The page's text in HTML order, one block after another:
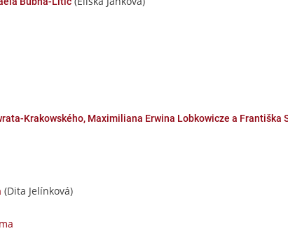
Krakowského, Maximiliana Erwina Lobkowicze a Františka
(Dita Jelínková)